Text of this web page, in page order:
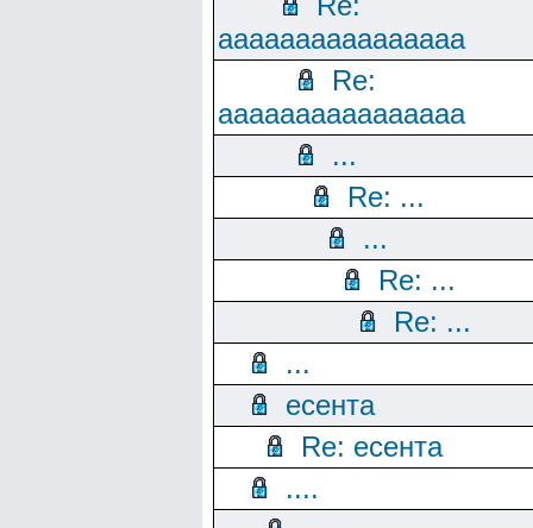
aaaaaaaaaaaaaaaa
Re:
aaaaaaaaaaaaaaaa
...
Re: ...
...
Re: ...
Re: ...
...
есента
Re: есента
....